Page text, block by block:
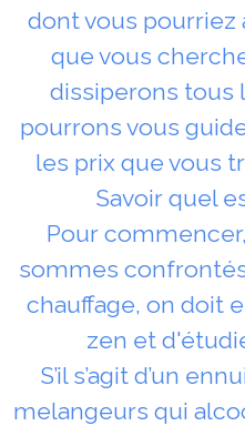
dont vous pourriez
que vous
dissiperons tous
pourrons vous
les prix que vous
Savoir quel
Pour
sommes
chauffage, on doit
zen et
S’il s’agit d’un
melangeurs qui